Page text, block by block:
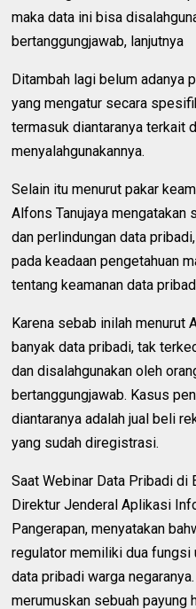
maka data ini bisa
bertanggungjawab, lanjutnya
Ditambah lagi belum adanya
yang mengatur secara
termasuk diantaranya terkait
menyalahgunakannya.
Selain itu menurut pakar
Alfons Tanujaya mengatakan
dan perlindungan data
pada keadaan pengetahuan
tentang keamanan data
Karena sebab inilah menurut
banyak data pribadi, tak
dan disalahgunakan oleh
bertanggungjawab. Kasus
diantaranya adalah jual beli
yang sudah diregistrasi.
Saat Webinar Data Pribadi di
Direktur Jenderal Aplikasi
Pangerapan, menyatakan
regulator memiliki dua fungsi
data pribadi warga
merumuskan sebuah payung